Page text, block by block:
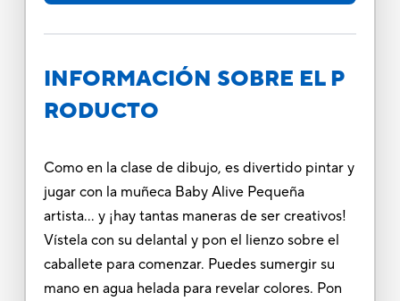
INFORMACIÓN SOBRE EL P
RODUCTO
Como en la clase de dibujo, es divertido pintar y
jugar con la muñeca Baby Alive Pequeña
artista... y ¡hay tantas maneras de ser creativos!
Vístela con su delantal y pon el lienzo sobre el
caballete para comenzar. Puedes sumergir su
mano en agua helada para revelar colores. Pon